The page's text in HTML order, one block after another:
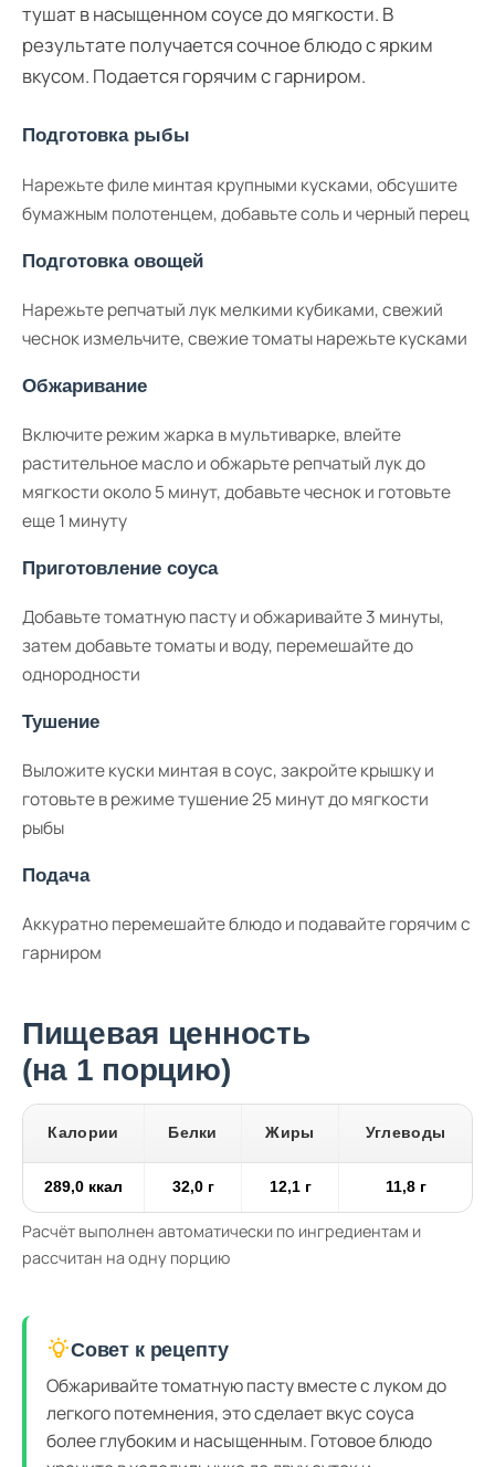
тушат в насыщенном соусе до мягкости. В
результате получается сочное блюдо с ярким
вкусом. Подается горячим с гарниром.
Подготовка рыбы
Нарежьте филе минтая крупными кусками, обсушите
бумажным полотенцем, добавьте соль и черный перец
Подготовка овощей
Нарежьте репчатый лук мелкими кубиками, свежий
чеснок измельчите, свежие томаты нарежьте кусками
Обжаривание
Включите режим жарка в мультиварке, влейте
растительное масло и обжарьте репчатый лук до
мягкости около 5 минут, добавьте чеснок и готовьте
еще 1 минуту
Приготовление соуса
Добавьте томатную пасту и обжаривайте 3 минуты,
затем добавьте томаты и воду, перемешайте до
однородности
Тушение
Выложите куски минтая в соус, закройте крышку и
готовьте в режиме тушение 25 минут до мягкости
рыбы
Подача
Аккуратно перемешайте блюдо и подавайте горячим с
гарниром
Пищевая ценность
(на 1 порцию)
Калории Белки Жиры Углеводы
289,0 ккал 32,0 г 12,1 г 11,8 г
Расчёт выполнен автоматически по ингредиентам и
рассчитан на одну порцию
Совет к рецепту
Обжаривайте томатную пасту вместе с луком до
легкого потемнения, это сделает вкус соуса
более глубоким и насыщенным. Готовое блюдо